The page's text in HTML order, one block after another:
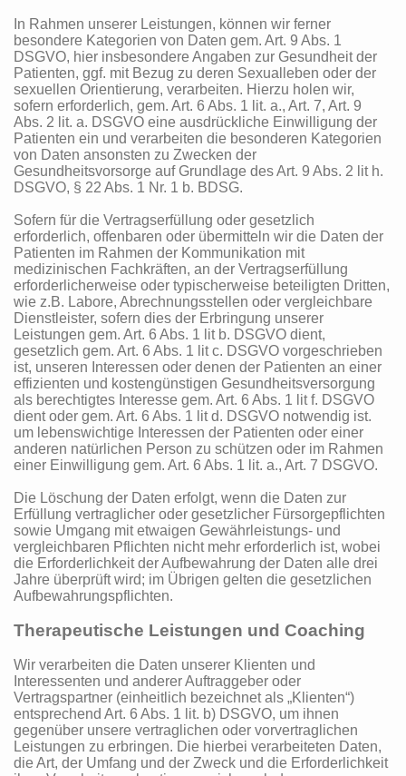
In Rahmen unserer Leistungen, können wir ferner
besondere Kategorien von Daten gem. Art. 9 Abs. 1
DSGVO, hier insbesondere Angaben zur Gesundheit der
Patienten, ggf. mit Bezug zu deren Sexualleben oder der
sexuellen Orientierung, verarbeiten. Hierzu holen wir,
sofern erforderlich, gem. Art. 6 Abs. 1 lit. a., Art. 7, Art. 9
Abs. 2 lit. a. DSGVO eine ausdrückliche Einwilligung der
Patienten ein und verarbeiten die besonderen Kategorien
von Daten ansonsten zu Zwecken der
Gesundheitsvorsorge auf Grundlage des Art. 9 Abs. 2 lit h.
DSGVO, § 22 Abs. 1 Nr. 1 b. BDSG.
Sofern für die Vertragserfüllung oder gesetzlich
erforderlich, offenbaren oder übermitteln wir die Daten der
Patienten im Rahmen der Kommunikation mit
medizinischen Fachkräften, an der Vertragserfüllung
erforderlicherweise oder typischerweise beteiligten Dritten,
wie z.B. Labore, Abrechnungsstellen oder vergleichbare
Dienstleister, sofern dies der Erbringung unserer
Leistungen gem. Art. 6 Abs. 1 lit b. DSGVO dient,
gesetzlich gem. Art. 6 Abs. 1 lit c. DSGVO vorgeschrieben
ist, unseren Interessen oder denen der Patienten an einer
effizienten und kostengünstigen Gesundheitsversorgung
als berechtigtes Interesse gem. Art. 6 Abs. 1 lit f. DSGVO
dient oder gem. Art. 6 Abs. 1 lit d. DSGVO notwendig ist.
um lebenswichtige Interessen der Patienten oder einer
anderen natürlichen Person zu schützen oder im Rahmen
einer Einwilligung gem. Art. 6 Abs. 1 lit. a., Art. 7 DSGVO.
Die Löschung der Daten erfolgt, wenn die Daten zur
Erfüllung vertraglicher oder gesetzlicher Fürsorgepflichten
sowie Umgang mit etwaigen Gewährleistungs- und
vergleichbaren Pflichten nicht mehr erforderlich ist, wobei
die Erforderlichkeit der Aufbewahrung der Daten alle drei
Jahre überprüft wird; im Übrigen gelten die gesetzlichen
Aufbewahrungspflichten.
Therapeutische Leistungen und Coaching
Wir verarbeiten die Daten unserer Klienten und
Interessenten und anderer Auftraggeber oder
Vertragspartner (einheitlich bezeichnet als „Klienten“)
entsprechend Art. 6 Abs. 1 lit. b) DSGVO, um ihnen
gegenüber unsere vertraglichen oder vorvertraglichen
Leistungen zu erbringen. Die hierbei verarbeiteten Daten,
die Art, der Umfang und der Zweck und die Erforderlichkeit